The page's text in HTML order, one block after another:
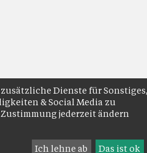
Dienste für
& Social Media zu
jederzeit ändern
Ich lehne ab Das ist ok